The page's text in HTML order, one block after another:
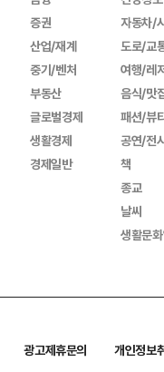
증권
산업/재계
중기/벤처
부동산
글로벌경제
생활경제
경제일반
자동차/
도로/교
여행/레
음식/맛
패션/뷰
공연/전
책
종교
날씨
생활문
광고제휴문의
개인정보